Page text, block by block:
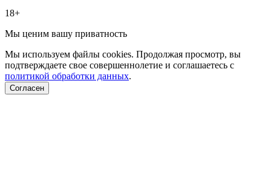
18+
Мы ценим вашу приватность
Мы используем файлы cookies. Продолжая просмотр, вы
подтверждаете свое совершеннолетие и соглашаетесь с
политикой обработки данных.
Согласен